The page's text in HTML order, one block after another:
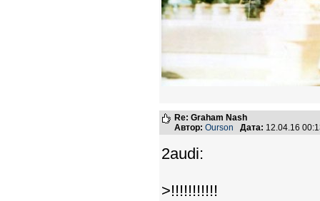
Re: Graham Nash
Автор: Ourson Дата: 12.04.16
2audi:
>!!!!!!!!!!!